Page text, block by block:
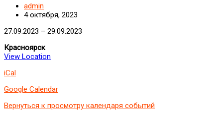
admin
4 октября, 2023
XII
по
цифровизации
промышленного
комплекса
России
«ИТОПК-2023».
27.09.2023 – 29.09.2023
Красноярск
View Location
iCal
Google Calendar
Вернуться к просмотру календаря событий